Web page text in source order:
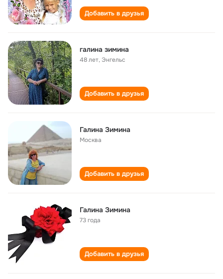
Добавить в друзья
галина зимина
48 лет, Энгельс
Добавить в друзья
Галина Зимина
Москва
Добавить в друзья
Галина Зимина
73 года
Добавить в друзья